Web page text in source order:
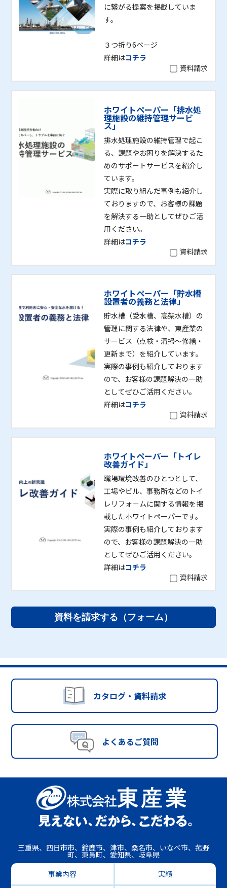
に繋がる提案を掲載していま
す。
３つ折り6ページ
詳細はコチラ
資料請求
ホワイトペーパー「排水処
理施設の維持管理サービ
ス」
排水処理施設の維持管理で起こ
る、課題やお困りを解決するた
めのサポートサービスを紹介し
ています。
実際に取り組んだ事例も紹介し
ておりますので、お客様の課題
を解決する一助としてぜひご活
用ください。
詳細はコチラ
資料請求
ホワイトペーパー「貯水槽
設置者の義務と法律」
貯水槽（受水槽、高架水槽）の
管理に関する法律や、東産業の
サービス（点検・清掃～修繕・
更新まで）を紹介しています。
実際の事例も紹介しております
ので、お客様の課題解決の一助
としてぜひご活用ください。
詳細はコチラ
資料請求
ホワイトペーパー「トイレ
改善ガイド」
職場環境改善のひとつとして、
工場やビル、事務所などのトイ
レリフォームに関する情報を掲
載したホワイトペーパーです。
実際の事例も紹介しております
ので、お客様の課題解決の一助
としてぜひご活用ください。
詳細はコチラ
資料請求
資料を請求する（フォーム）
カタログ・資料請求
よくあるご質問
三重県、四日市市、鈴鹿市、津市、桑名市、いなべ市、菰野
町、東員町、愛知県、岐阜県
事業内容
実績